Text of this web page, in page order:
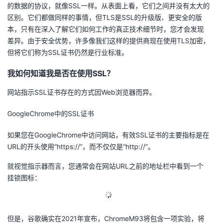
的数据的协议，就像SSL一样。从表面上看，它们之间并没有太大的
区别。它们都做同样的事情，但TLS是SSL的升级版、更安全的版
本，只有在深入了解它们如何工作的真正技术细节时，您才会发现
差异。由于安全优势，许多像我们这样的提供商现在使用TLS加密，
但将它们称为SSL证书仍然是行业标准。
我如何知道我是否在使用SSL？
网站指示SSL证书存在的方式因Web浏览器而异。
GoogleChrome中的SSL证书
如果您在GoogleChrome中访问网站，有效SSL证书的主要指标是在
URL的开头使用“https://”，而不仅仅是“http://”。
就视觉指示器而言，您通常会在网站URL之前的地址栏中看到一个
挂锁图标：
但是，谷歌确实在2021年宣布，ChromeM93将包含一项实验，将